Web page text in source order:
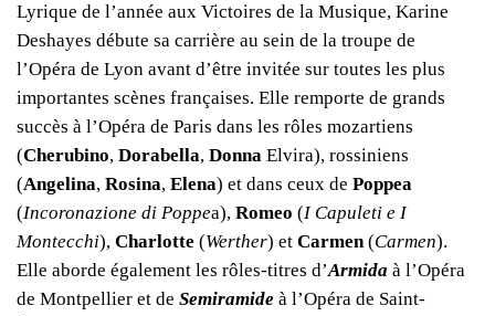
Lyrique de l’année aux Victoires de la Musique, Karine
Deshayes débute sa carrière au sein de la troupe de
l’Opéra de Lyon avant d’être invitée sur toutes les plus
importantes scènes françaises. Elle remporte de grands
succès à l’Opéra de Paris dans les rôles mozartiens
(Cherubino, Dorabella, Donna Elvira), rossiniens
(Angelina, Rosina, Elena) et dans ceux de Poppea
(Incoronazione di Poppea), Romeo (I Capuleti e I
Montecchi), Charlotte (Werther) et Carmen(Carmen).
Elle aborde également les rôles-titres d’Armida à l’Opéra
de Montpellier et de Semiramide à l’Opéra de Saint-